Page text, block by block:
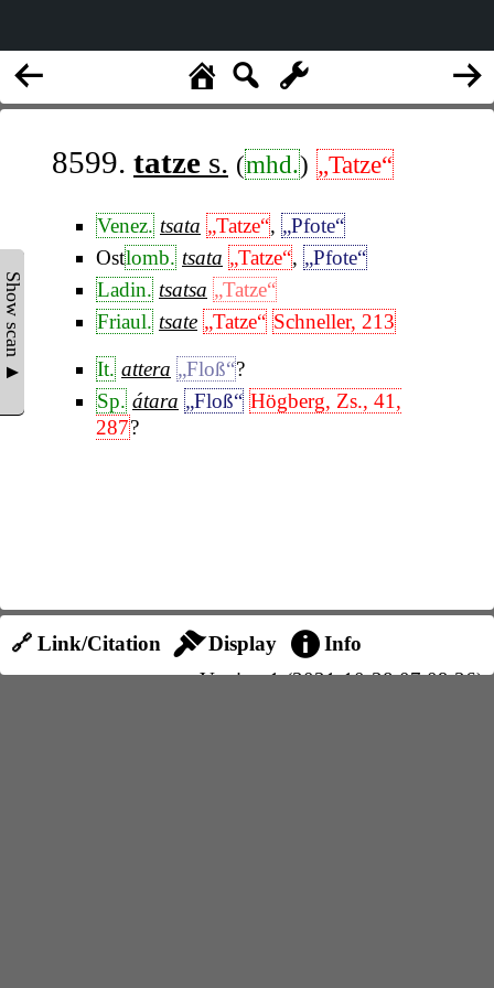
Show scan ▲
8599. tatze s. (mhd.) „Tatze“
Venez. tsata „Tatze“, „Pfote“
Ostlomb. tsata „Tatze“, „Pfote“
Ladin. tsatsa „Tatze“
Friaul. tsate „Tatze“ Schneller, 213
It. attera „Floß“?
Sp. átara „Floß“ Högberg, Zs., 41,
287?
🔗 Link/Citation Display
Info
Version 1 (2021-10-28 07:09:36)